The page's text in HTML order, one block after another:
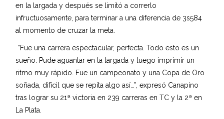
en la largada y después se limitó a correrlo
infructuosamente, para terminar a una diferencia de 3s584
al momento de cruzar la meta.
“Fue una carrera espectacular, perfecta. Todo esto es un
sueño. Pude aguantar en la largada y luego imprimir un
ritmo muy rápido. Fue un campeonato y una Copa de Oro
soñada, difícil que se repita algo así…”, expresó Canapino
tras lograr su 21ª victoria en 239 carreras en TC y la 2ª en
La Plata.